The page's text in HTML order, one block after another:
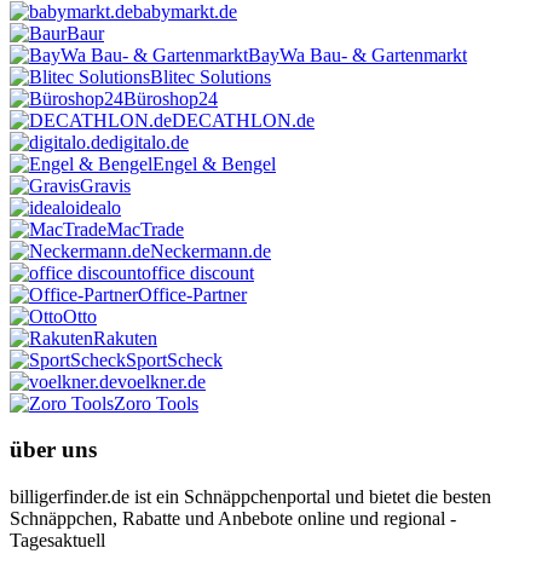
babymarkt.de
Baur
BayWa Bau- & Gartenmarkt
Blitec Solutions
Büroshop24
DECATHLON.de
digitalo.de
Engel & Bengel
Gravis
idealo
MacTrade
Neckermann.de
office discount
Office-Partner
Otto
Rakuten
SportScheck
voelkner.de
Zoro Tools
über uns
billigerfinder.de ist ein Schnäppchenportal und bietet die besten
Schnäppchen, Rabatte und Anbebote online und regional -
Tagesaktuell